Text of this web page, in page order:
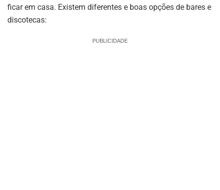
ficar em casa. Existem diferentes e boas opções de bares e
discotecas:
PUBLICIDADE